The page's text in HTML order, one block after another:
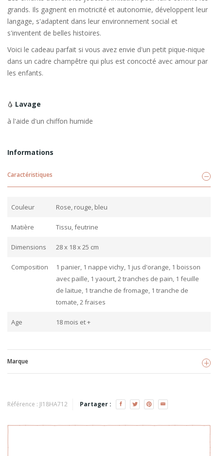
grands. Ils gagnent en motricité et autonomie, développent leur
langage, s'adaptent dans leur environnement social et
s'inventent de belles histoires.
Voici le cadeau parfait si vous avez envie d'un petit pique-nique
dans un cadre champêtre qui plus est concocté avec amour par
les enfants.
Lavage
à l'aide d'un chiffon humide
Informations
Caractéristiques
Couleur Rose, rouge, bleu
Matière Tissu, feutrine
Dimensions 28 x 18 x 25 cm
Composition
1 panier, 1 nappe vichy, 1 jus d'orange, 1 boisson
avec paille, 1 yaourt, 2 tranches de pain, 1 feuille
de laitue, 1 tranche de fromage, 1 tranche de
tomate, 2 fraises
Age 18 mois et +
Marque
Voir les produits
Référence : JI18HA712 Partager :